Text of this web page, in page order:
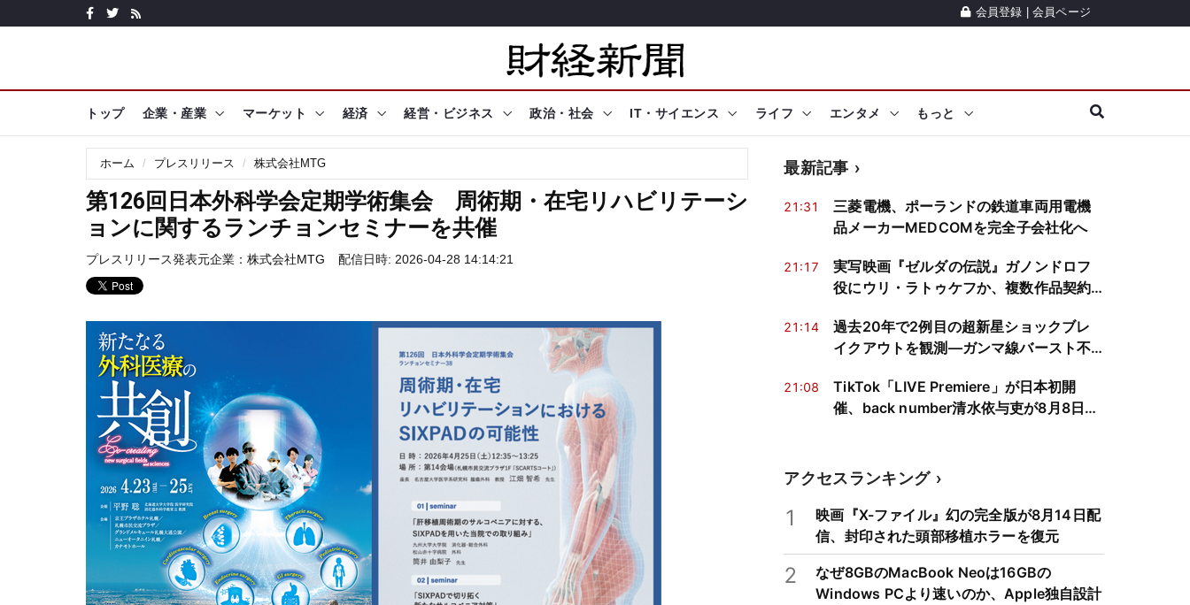
会員登録 会員ページ
トップ 企業・産業 マーケット 経済 経営・ビジネス 政治・社会 IT・サイエンス ライフ エンタメ もっと
ホーム プレスリリース 株式会社MTG
第126回日本外科学会定期学術集会 周術期・在宅リハビリテーシ
ョンに関するランチョンセミナーを共催
プレスリリース発表元企業： 株式会社MTG 配信日時: 2026-04-28 14:14:21
最新記事
21:31
三菱電機、ポーランドの鉄道車両用電機
品メーカーMEDCOMを完全子会社化へ
21:17
実写映画『ゼルダの伝説』ガノンドロフ
役にウリ・ラトゥケフか、複数作品契約
21:14
過去20年で2例目の超新星ショックブレ
イクアウトを観測―ガンマ線バースト不
21:08
TikTok「LIVE Premiere」が日本初開
催、back number清水依与吏が8月8日に
アクセスランキング
1
映画『X-ファイル』幻の完全版が8月14日配
信、封印された頭部移植ホラーを復元
2
なぜ8GBのMacBook Neoは16GBの
Windows PCより速いのか、Apple独自設計